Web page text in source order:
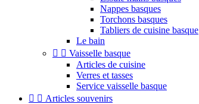
Nappes basques
Torchons basques
Tabliers de cuisine basque
Le bain
  Vaisselle basque
Articles de cuisine
Verres et tasses
Service vaisselle basque
  Articles souvenirs